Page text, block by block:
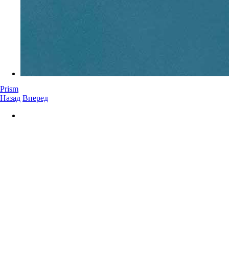
Prism
Назад Вперед